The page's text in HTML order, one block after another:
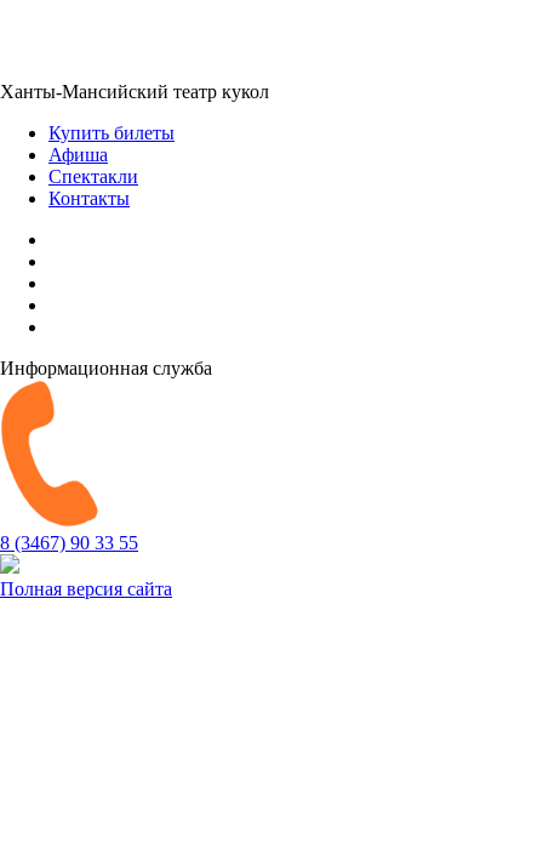
Ханты-Мансийский театр кукол
Купить билеты
Афиша
Спектакли
Контакты
Информационная служба
8 (3467) 90 33 55
Полная версия сайта